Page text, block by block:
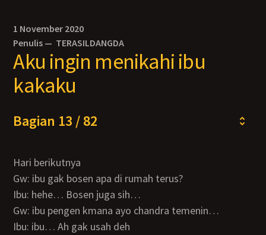
1 November 2020
Penulis — TERASILDANGDA
Aku ingin menikahi ibu
kakaku
Bagian 13 / 82
Hari berikutnya
Gw: ibu gak bosen apa di rumah terus?
Ibu: hehe… Bosen juga sih…
Gw: ibu pengen kmana ayo chandra temenin…
Ibu: ibu… Ah gak usah deh